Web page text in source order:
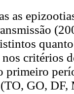
as
critérios
primeiro
GO,